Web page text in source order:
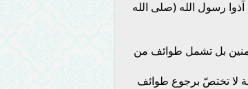
آذوا رسول الله (صلى الله
بل تشمل طوائف من
لا تختصّ برجوع طوائف